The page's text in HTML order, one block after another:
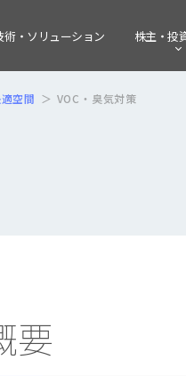
術・ ソリューション 株主・投
空間 VOC・臭気対策
要